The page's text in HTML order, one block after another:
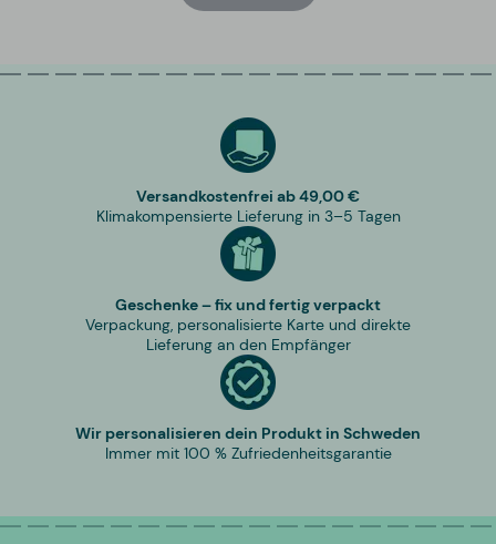
Versandkostenfrei ab 49,00 €
Klimakompensierte Lieferung in 3–5 Tagen
Geschenke – fix und fertig verpackt
Verpackung, personalisierte Karte und direkte
Lieferung an den Empfänger
Wir personalisieren dein Produkt in Schweden
Immer mit 100 % Zufriedenheitsgarantie